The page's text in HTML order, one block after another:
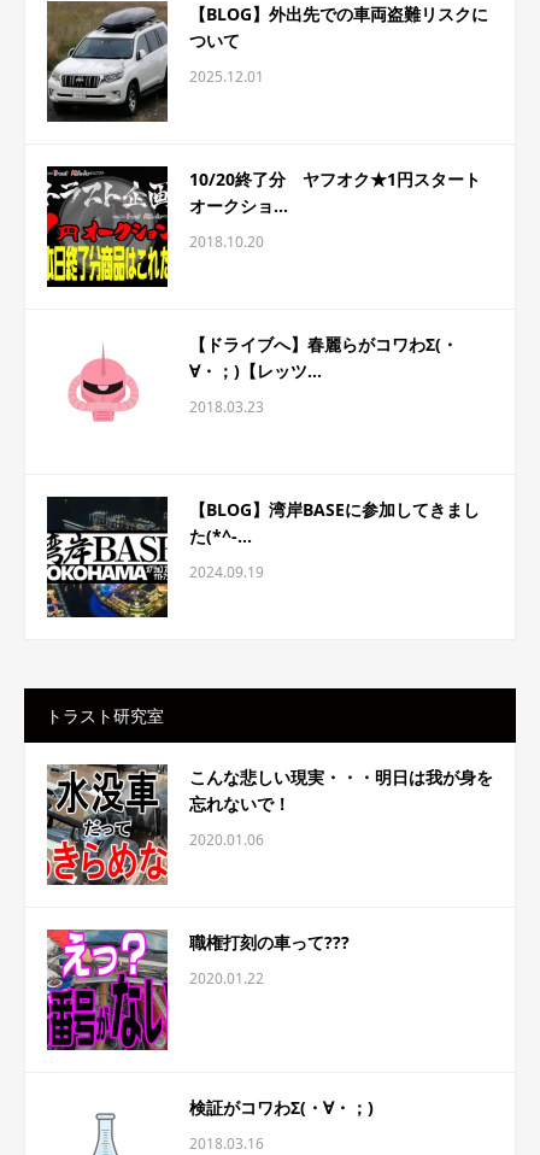
【BLOG】外出先での車両盗難リスクに
ついて
2025.12.01
10/20終了分 ヤフオク★1円スタート
オークショ...
2018.10.20
【ドライブへ】春麗らがコワわΣ(・
∀・；)【レッツ...
2018.03.23
【BLOG】湾岸BASEに参加してきまし
た(*^-...
2024.09.19
トラスト研究室
こんな悲しい現実・・・明日は我が身を
忘れないで！
2020.01.06
職権打刻の車って???
2020.01.22
検証がコワわΣ(・∀・；)
2018.03.16